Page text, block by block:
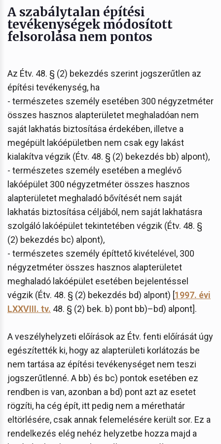
A szabálytalan építési
tevékenységek módosított
felsorolása nem pontos
Az Étv. 48. § (2) bekezdés szerint jogszerűtlen az
építési tevékenység, ha
- természetes személy esetében 300 négyzetméter
összes hasznos alapterületet meghaladóan nem
saját lakhatás biztosítása érdekében, illetve a
megépült lakóépületben nem csak egy lakást
kialakítva végzik (Étv. 48. § (2) bekezdés bb) alpont),
- természetes személy esetében a meglévő
lakóépület 300 négyzetméter összes hasznos
alapterületet meghaladó bővítését nem saját
lakhatás biztosítása céljából, nem saját lakhatásra
szolgáló lakóépület tekintetében végzik (Étv. 48. §
(2) bekezdés bc) alpont),
- természetes személy építtető kivételével, 300
négyzetméter összes hasznos alapterületet
meghaladó lakóépület esetében bejelentéssel
végzik (Étv. 48. § (2) bekezdés bd) alpont) [1997. évi
LXXVIII. tv. 48. § (2) bek. b) pont bb)–bd) alpont].
A veszélyhelyzeti előírások az Étv. fenti előírását úgy
egészítették ki, hogy az alapterületi korlátozás be
nem tartása az építési tevékenységet nem teszi
jogszerűtlenné. A bb) és bc) pontok esetében ez
rendben is van, azonban a bd) pont azt az esetet
rögzíti, ha cég épít, itt pedig nem a mérethatár
eltörlésére, csak annak felemelésére került sor. Ez a
rendelkezés elég nehéz helyzetbe hozza majd a